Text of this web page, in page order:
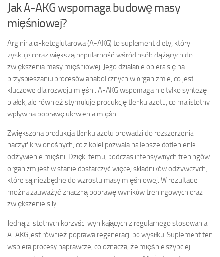
Jak A-AKG wspomaga budowę masy
mięśniowej?
Arginina α-ketoglutarowa (A-AKG) to suplement diety, który
zyskuje coraz większą popularność wśród osób dążących do
zwiększenia masy mięśniowej. Jego działanie opiera się na
przyspieszaniu procesów anabolicznych w organizmie, co jest
kluczowe dla rozwoju mięśni. A-AKG wspomaga nie tylko syntezę
białek, ale również stymuluje produkcję tlenku azotu, co ma istotny
wpływ na poprawę ukrwienia mięśni.
Zwiększona produkcja tlenku azotu prowadzi do rozszerzenia
naczyń krwionośnych, co z kolei pozwala na lepsze dotlenienie i
odżywienie mięśni. Dzięki temu, podczas intensywnych treningów
organizm jest w stanie dostarczyć więcej składników odżywczych,
które są niezbędne do wzrostu masy mięśniowej. W rezultacie
można zauważyć znaczną poprawę wyników treningowych oraz
zwiększenie siły.
Jedną z istotnych korzyści wynikających z regularnego stosowania
A-AKG jest również poprawa regeneracji po wysiłku. Suplement ten
wspiera procesy naprawcze, co oznacza, że mięśnie szybciej